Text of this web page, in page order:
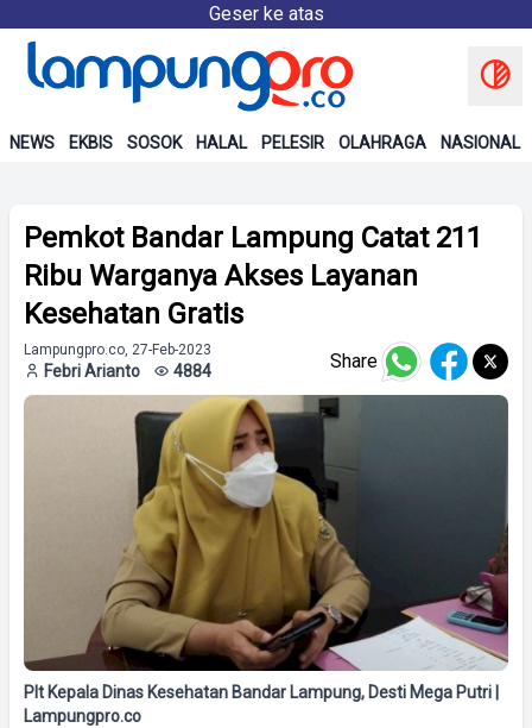
Geser ke atas
NEWS EKBIS SOSOK HALAL PELESIR OLAHRAGA NASIONAL
Pemkot Bandar Lampung Catat 211
Ribu Warganya Akses Layanan
Kesehatan Gratis
Lampungpro.co, 27-Feb-2023
Febri Arianto 4884 Share
Plt Kepala Dinas Kesehatan Bandar Lampung, Desti Mega Putri |
Lampungpro.co